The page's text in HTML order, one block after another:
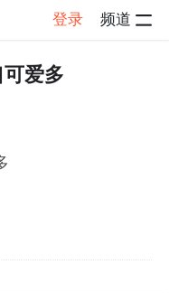
登录 频道
子详情
爱多